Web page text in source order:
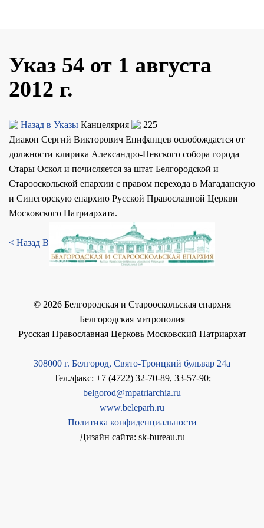
Указ 54 от 1 августа
2012 г.
Назад в Указы Канцелярия
225
Диакон Сергий Викторович Епифанцев освобождается от
должности клирика Александро-Невского собора города
Стары Оскол и почисляется за штат Белгородской и
Старооскольской епархии с правом перехода в Магаданскую
и Синегорскую епархию Русской Православной Церкви
Московского Патриархата.
< Назад Вперед >
© 2026Белгородская и Старооскольская епархия
Белгородская митрополия
Русская Православная Церковь Московский Патриархат
308000 г. Белгород, Свято-Троицкий бульвар 24а
Тел./факс: +7 (4722) 32-70-89, 33-57-90;
belgorod@mpatriarchia.ru
www.beleparh.ru
Политика конфиденциальности
Дизайн сайта: sk-bureau.ru